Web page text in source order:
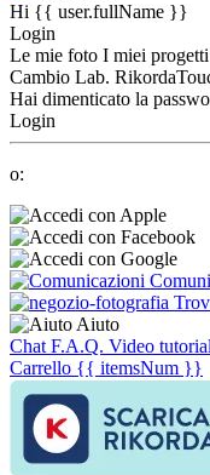
Hi {{ user.fullName }}
Login
Le mie foto I miei progetti
Cambio Lab.
Hai dimenticato la
Login
o:
Aiuto
Chat F.A.Q. Video tutorial
Carrello {{ itemsNum }}